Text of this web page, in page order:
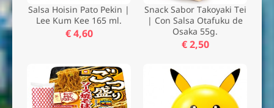
Salsa Hoisin Pato Pekin |
Lee Kum Kee 165 ml.
€ 4,60
Snack Sabor Takoyaki Tei
| Con Salsa Otafuku de
Osaka 55g.
€ 2,50